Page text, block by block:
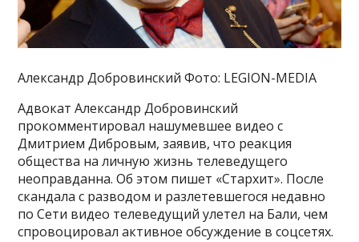
Александр Добровинский Фото: LEGION-MEDIA
Адвокат Александр Добровинский
прокомментировал нашумевшее видео с
Дмитрием Дибровым, заявив, что реакция
общества на личную жизнь телеведущего
неоправданна. Об этом пишет «Стархит». После
скандала с разводом и разлетевшегося недавно
по Сети видео телеведущий улетел на Бали, чем
спровоцировал активное обсуждение в соцсетях.